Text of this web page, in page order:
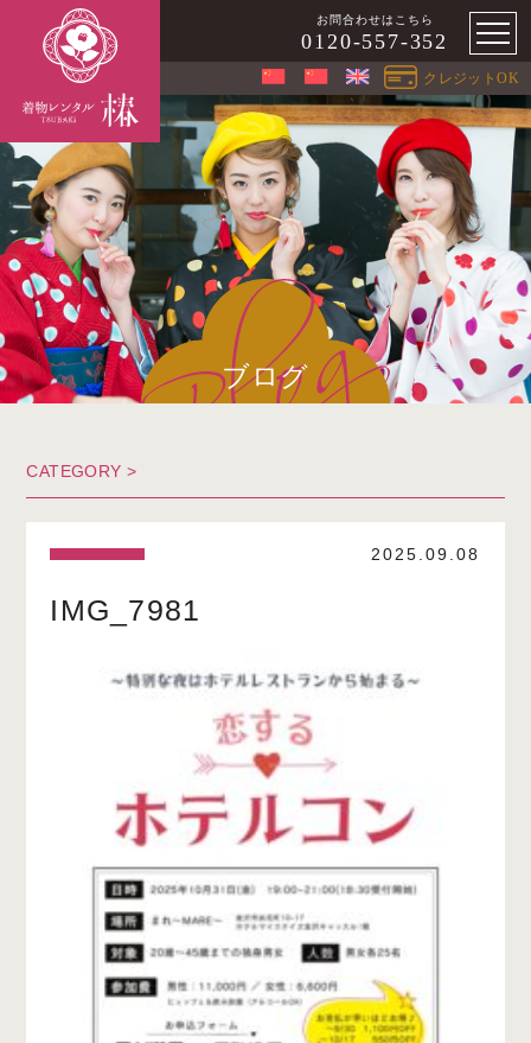
お問合わせはこちら
0120-557-352
クレジットOK
ブログ
CATEGORY >
2025.09.08
IMG_7981